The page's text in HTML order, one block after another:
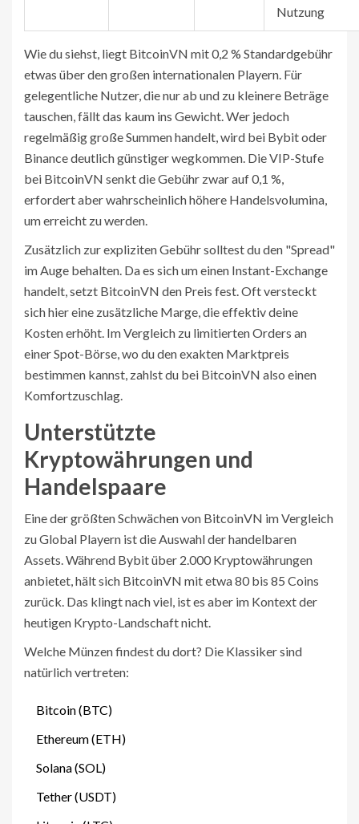
Nutzung
Wie du siehst, liegt BitcoinVN mit 0,2 % Standardgebühr
etwas über den großen internationalen Playern. Für
gelegentliche Nutzer, die nur ab und zu kleinere Beträge
tauschen, fällt das kaum ins Gewicht. Wer jedoch
regelmäßig große Summen handelt, wird bei Bybit oder
Binance deutlich günstiger wegkommen. Die VIP-Stufe
bei BitcoinVN senkt die Gebühr zwar auf 0,1 %,
erfordert aber wahrscheinlich höhere Handelsvolumina,
um erreicht zu werden.
Zusätzlich zur expliziten Gebühr solltest du den "Spread"
im Auge behalten. Da es sich um einen Instant-Exchange
handelt, setzt BitcoinVN den Preis fest. Oft versteckt
sich hier eine zusätzliche Marge, die effektiv deine
Kosten erhöht. Im Vergleich zu limitierten Orders an
einer Spot-Börse, wo du den exakten Marktpreis
bestimmen kannst, zahlst du bei BitcoinVN also einen
Komfortzuschlag.
Unterstützte
Kryptowährungen und
Handelspaare
Eine der größten Schwächen von BitcoinVN im Vergleich
zu Global Playern ist die Auswahl der handelbaren
Assets. Während Bybit über 2.000 Kryptowährungen
anbietet, hält sich BitcoinVN mit etwa 80 bis 85 Coins
zurück. Das klingt nach viel, ist es aber im Kontext der
heutigen Krypto-Landschaft nicht.
Welche Münzen findest du dort? Die Klassiker sind
natürlich vertreten:
Bitcoin (BTC)
Ethereum (ETH)
Solana (SOL)
Tether (USDT)